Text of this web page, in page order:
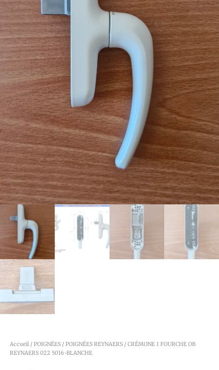
Accueil / POIGNÉES / POIGNÉES REYNAERS / CRÉMONE 1 FOURCHE OB
REYNAERS 022 5016-BLANCHE